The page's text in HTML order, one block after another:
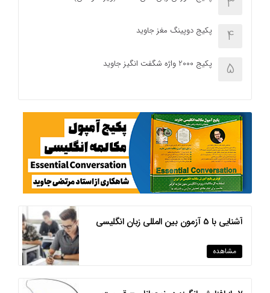
4 پکیج دوپینگ مغز جاوید
5 پکیج 2000 واژه شگفت انگیز جاوید
آشنایی با 5 آزمون بین المللی زبان انگلیسی
مشاهده